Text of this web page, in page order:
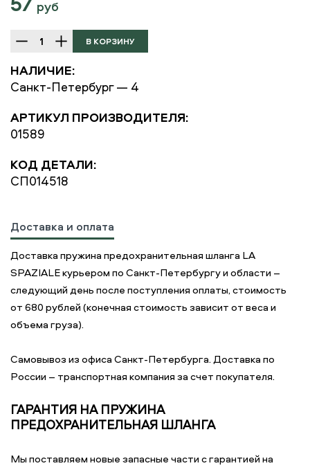
руб
НАЛИЧИЕ:
Санкт-Петербург — 4
АРТИКУЛ ПРОИЗВОДИТЕЛЯ:
01589
КОД ДЕТАЛИ:
СП014518
Доставка и оплата
Доставка пружина предохранительная шланга LA
SPAZIALE курьером по Санкт-Петербургу и области –
следующий день после поступления оплаты, стоимость
от 680 рублей (конечная стоимость зависит от веса и
объема груза).
Самовывоз из офиса Санкт-Петербурга. Доставка по
России – транспортная компания за счет покупателя.
ГАРАНТИЯ НА ПРУЖИНА
ПРЕДОХРАНИТЕЛЬНАЯ ШЛАНГА
Мы поставляем новые запасные части с гарантией на